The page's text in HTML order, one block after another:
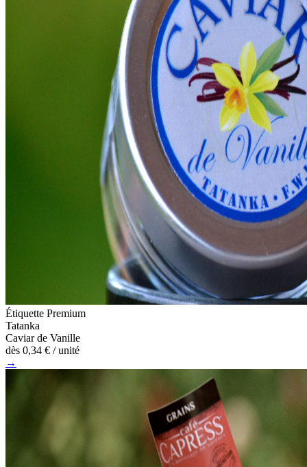
Étiquette Premium
Tatanka
Caviar de Vanille
dès 0,34 € / unité
→